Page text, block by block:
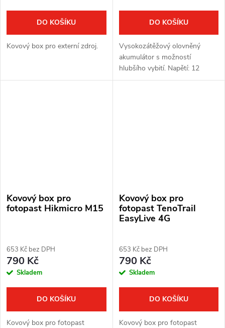
DO KOŠÍKU
Kovový box pro externí zdroj.
DO KOŠÍKU
Vysokozátěžový olovněný
akumulátor s možností
hlubšího vybití. Napětí: 12
V. Kapacita: 6 Ah
Kovový box pro
fotopast Hikmicro M15
653 Kč bez DPH
790 Kč
Skladem
DO KOŠÍKU
Kovový box pro fotopast
Kovový box pro
fotopast TenoTrail
EasyLive 4G
653 Kč bez DPH
790 Kč
Skladem
DO KOŠÍKU
Kovový box pro fotopast